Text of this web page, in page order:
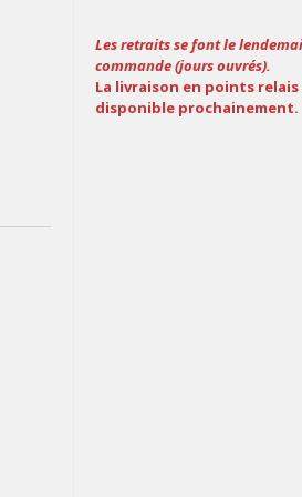
Les retraits se font le
commande (jours ouvrés).
La livraison en points relais
disponible prochainement.